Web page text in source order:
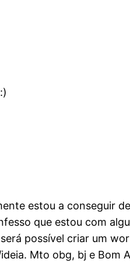
estou a conseguir
que estou com
possível criar um
Mto obg, bj e Bom